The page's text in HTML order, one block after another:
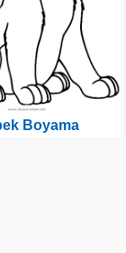
Boyama